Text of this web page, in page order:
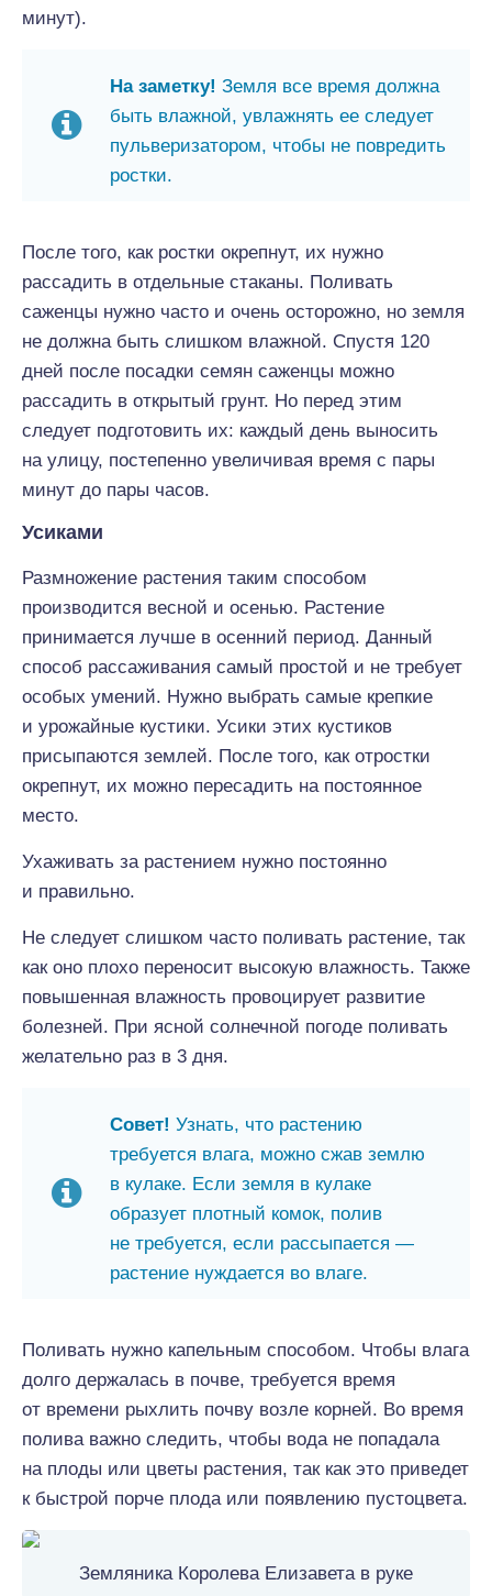
минут).
На заметку! Земля все время должна
быть влажной, увлажнять ее следует
пульверизатором, чтобы не повредить
ростки.
После того, как ростки окрепнут, их нужно
рассадить в отдельные стаканы. Поливать
саженцы нужно часто и очень осторожно, но земля
не должна быть слишком влажной. Спустя 120
дней после посадки семян саженцы можно
рассадить в открытый грунт. Но перед этим
следует подготовить их: каждый день выносить
на улицу, постепенно увеличивая время с пары
минут до пары часов.
Усиками
Размножение растения таким способом
производится весной и осенью. Растение
принимается лучше в осенний период. Данный
способ рассаживания самый простой и не требует
особых умений. Нужно выбрать самые крепкие
и урожайные кустики. Усики этих кустиков
присыпаются землей. После того, как отростки
окрепнут, их можно пересадить на постоянное
место.
Ухаживать за растением нужно постоянно
и правильно.
Не следует слишком часто поливать растение, так
как оно плохо переносит высокую влажность. Также
повышенная влажность провоцирует развитие
болезней. При ясной солнечной погоде поливать
желательно раз в 3 дня.
Совет! Узнать, что растению
требуется влага, можно сжав землю
в кулаке. Если земля в кулаке
образует плотный комок, полив
не требуется, если рассыпается —
растение нуждается во влаге.
Поливать нужно капельным способом. Чтобы влага
долго держалась в почве, требуется время
от времени рыхлить почву возле корней. Во время
полива важно следить, чтобы вода не попадала
на плоды или цветы растения, так как это приведет
к быстрой порче плода или появлению пустоцвета.
Земляника Королева Елизавета в руке